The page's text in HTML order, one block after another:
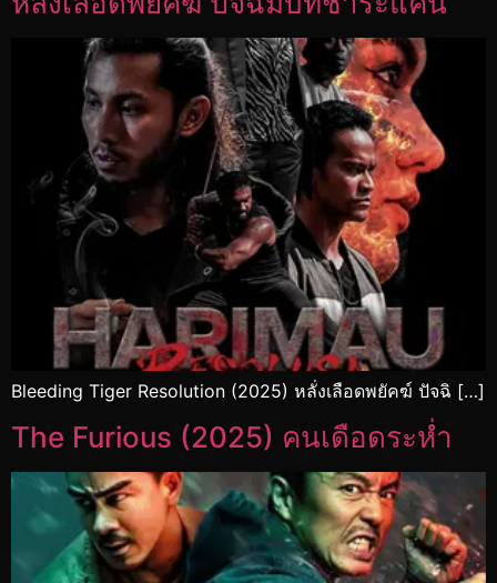
Bleeding Tiger Resolution (2025) หลั่งเลือดพยัคฆ์ ปัจฉิ […]
The Furious (2025) คนเดือดระห่ำ